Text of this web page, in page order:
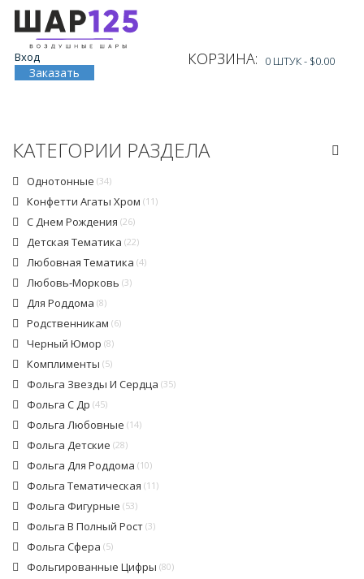
КОРЗИНА: 0 ШТУК - $0.00
Вход
Заказать
КАТЕГОРИИ РАЗДЕЛА
Однотонные (34)
Конфетти Агаты Хром (11)
С Днем Рождения (26)
Детская Тематика (22)
Любовная Тематика (4)
Любовь-Морковь (3)
Для Роддома (8)
Родственникам (6)
Черный Юмор (8)
Комплименты (5)
Фольга Звезды И Сердца (35)
Фольга С Др (45)
Фольга Любовные (14)
Фольга Детские (28)
Фольга Для Роддома (10)
Фольга Тематическая (11)
Фольга Фигурные (53)
Фольга В Полный Рост (3)
Фольга Сфера (5)
Фольгированные Цифры (80)